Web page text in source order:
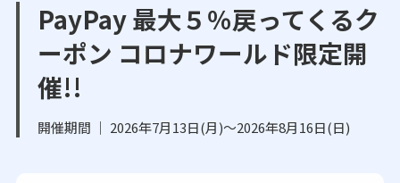
PayPay 最大５％戻ってくるク
ーポン コロナワールド限定開
催!!
開催期間 ｜ 2026年7月13日(月)～2026年8月16日(日)